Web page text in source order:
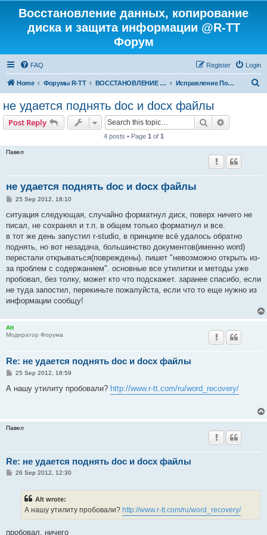
Восстановление данных, копирование
диска и защита информации @R-TT
Форум
FAQ Login
Register
Home Форумы R-TT ВОССТАНОВЛЕНИЕ ДАННЫХ И УДАЛЕННЫХ ФАЙЛОВ Исправление Поврежденных Файлов
не удается поднять doc и docx файлы
Post Reply Search
4 posts • Page 1 of 1
Павел
не удается поднять doc и docx файлы
P
s
25 Sep 2012, 18:10
ситуация следующая, случайно форматнул диск, поверх ничего не
писал, не сохранял и т.п. в общем только форматнул и все.
в тот же день запустил r-studio, в принципе всё удалось обратно
поднять, но вот незадача, большинство документов(именно word)
перестали открываться(повреждены). пишет "невозможно открыть из-
за проблем с содержанием". основные все утилитки и методы уже
пробовал, без толку, может кто что подскажет. заранее спасибо, если
не туда запостил, перекиньте пожалуйста, если что то еще нужно из
информации сообщу!
Alt
Модератор Форума
Re: не удается поднять doc и docx файлы
P
s
25 Sep 2012, 18:59
А нашу утилиту пробовали? http://www.r-tt.com/ru/word_recovery/
Павел
Re: не удается поднять doc и docx файлы
P26 Sep 2012, 12:30
Alt wrote:
А нашу утилиту пробовали? http://www.r-tt.com/ru/word_recovery/
пробовал. ничего